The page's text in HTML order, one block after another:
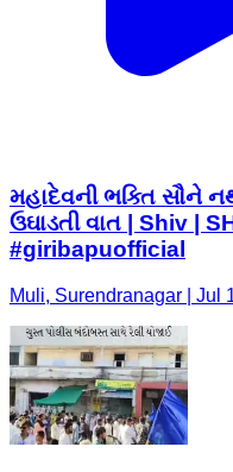
મહાદેવની ભક્તિ સૌને
ઉઘાડતી વાત | Shiv |
#giribapuofficial
Muli, Surendranagar | Jul